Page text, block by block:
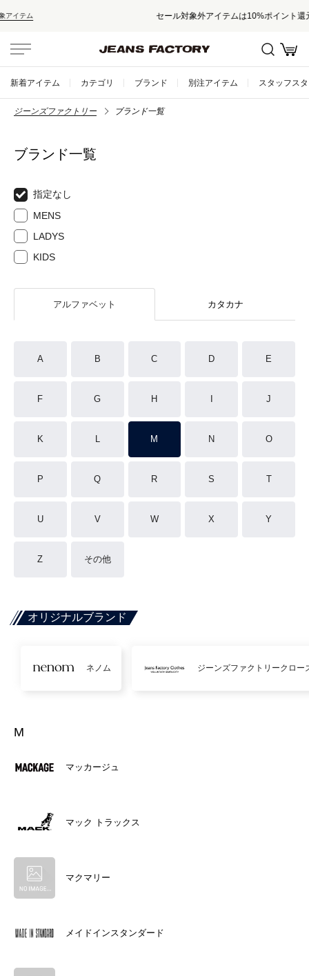
セール対象外アイテムは10%ポイント還元！
新着アイテム カテゴリ ブランド 別注アイテム スタッフス
ジーンズファクトリー ブランド一覧
ブランド一覧
指定なし
MENS
LADYS
KIDS
アルファベット カタカナ
A B C D E
F G H J
K L M N O
P Q R S T
U V W X Y
Z その他
オリジナルブランド
ネノム ジーンズファクトリークロー
M
マッカージュ
マック トラックス
マクマリー
メイドインスタンダード